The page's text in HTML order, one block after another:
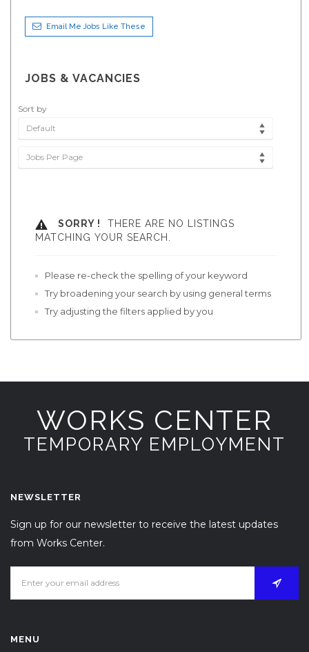
Email Me Jobs Like These
JOBS & VACANCIES
Sort by
Default
Jobs Per Page
SORRY !
THERE ARE NO LISTINGS
MATCHING YOUR SEARCH.
Please re-check the spelling of your keyword
Try broadening your search by using general terms
Try adjusting the filters applied by you
WORKS CENTER
TEMPORARY EMPLOYMENT
NEWSLETTER
Sign up for our newsletter to receive the latest updates
from Works Center.
MENU